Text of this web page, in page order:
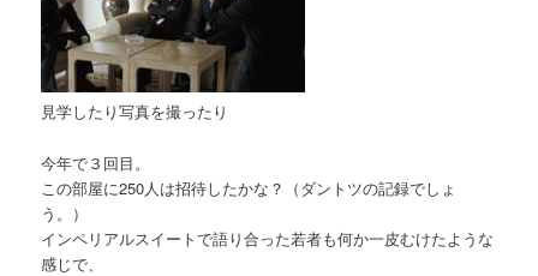
見学したり写真を撮ったり
今年で３回目。
この部屋に250人は招待したかな？（ダントツの記録でしょ
う。）
インペリアルスイートで語り合った若者も何か一皮むけたような
感じで、